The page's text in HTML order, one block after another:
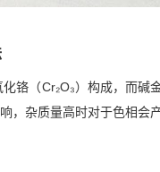
铬（Cr₂O₃）构成，而
，杂质量高时对于色相会